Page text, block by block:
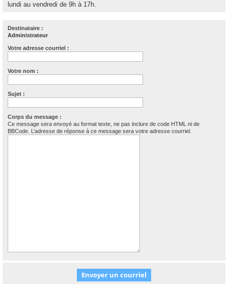
lundi au vendredi de 9h à 17h.
Destinataire :
Administrateur
Votre adresse courriel :
Votre nom :
Sujet :
Corps du message :
Ce message sera envoyé au format texte, ne pas inclure de code HTML ni de
BBCode. L’adresse de réponse à ce message sera votre adresse courriel.